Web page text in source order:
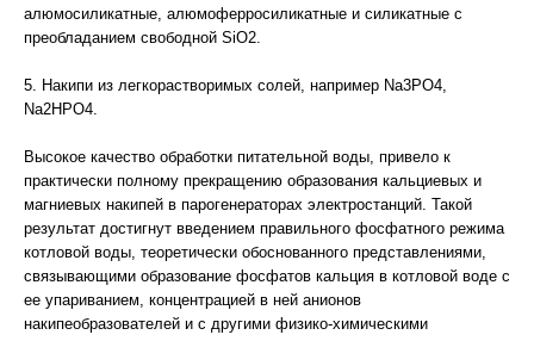
алюмосиликатные, алюмоферросиликатные и силикатные с
преобладанием свободной SiO2.
5. Накипи из легкорастворимых солей, например Na3PO4,
Na2HPO4.
Высокое качество обработки питательной воды, привело к
практически полному прекращению образования кальциевых и
магниевых накипей в парогенераторах электростанций. Такой
результат достигнут введением правильного фосфатного режима
котловой воды, теоретически обоснованного представлениями,
связывающими образование фосфатов кальция в котловой воде с
ее упариванием, концентрацией в ней анионов
накипеобразователей и с другими физико-химическими